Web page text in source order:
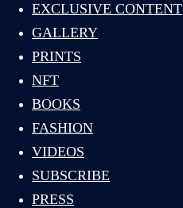
EXCLUSIVE CONTENT
GALLERY
PRINTS
NFT
BOOKS
FASHION
VIDEOS
SUBSCRIBE
PRESS